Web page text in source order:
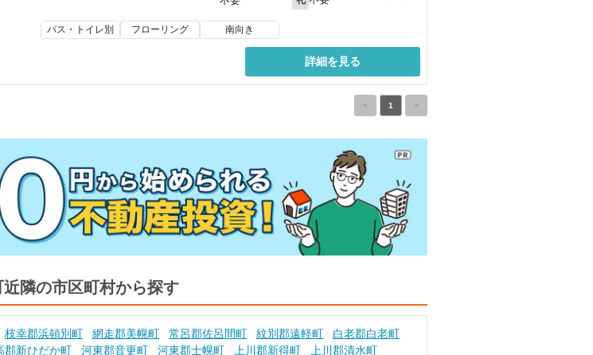
バス・トイレ別 フローリング 南向き
詳細を見る
< 1 >
隣の市区町村から探す
枝幸郡浜頓別町 網走郡美幌町 常呂郡佐呂間町 紋別郡遠軽町
白老郡白老町
郡新ひだか町 河東郡音更町 河東郡士幌町 上川郡新得町 上川郡清水町